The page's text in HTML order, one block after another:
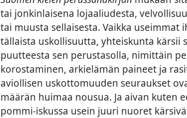
tai jonkinlaisena lojaaliudesta,
tai muusta sellaisesta. Vaikka useimmat
tällaista uskollisuutta, yhteiskunta kärsii
puutteesta sen perustasolla, nimittäin
korostaminen, arkielämän paineet ja
aviollisen uskottomuuden seuraukset
määrän huimaa nousua. Ja aivan kuten
pommi-iskussa usein juuri nuoret